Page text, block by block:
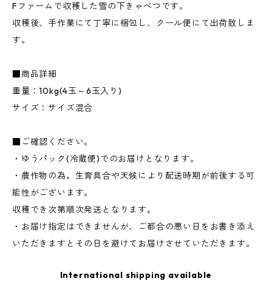
Fファームで収穫した雪の下きゃべつです。
収穫後、手作業にて丁寧に梱包し、クール便にて出荷致しま
す。
■商品詳細
重量：10kg(4玉～6玉入り)
サイズ：サイズ混合
■ご確認ください。
・ゆうパック(冷蔵便)でのお届けとなります。
・農作物の為。生育具合や天候により配送時期が前後する可
能性がございます。
収穫でき次第順次発送となります。
・お届け指定はできませんが、ご都合の悪い日をお書き添え
いただきますとその日を避けてお届けさせていただきます。
International shipping available